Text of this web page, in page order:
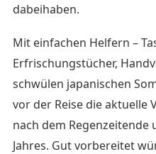
dabeihaben.
Mit einfachen Helfern –
Erfrischungstücher,
schwülen japanischen
vor der Reise die aktuelle
nach dem Regenzeitende
Jahres. Gut vorbereitet